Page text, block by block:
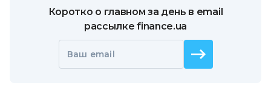
Коротко о главном за день в email
рассылке finance.ua
Ваш email